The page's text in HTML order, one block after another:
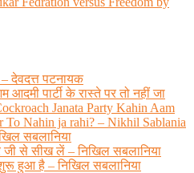
– देवदत्त पटनायक
आदमी पार्टी के रास्ते पर तो नहीं जा
Janata Party Kahin Aam
To Nahin ja rahi? – Nikhil Sablania
सबलानिया
से सीख लें – निखिल सबलानिया
हुआ है – निखिल सबलानिया